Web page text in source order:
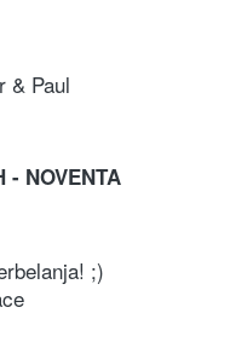
& Paul
- NOVENTA
;)